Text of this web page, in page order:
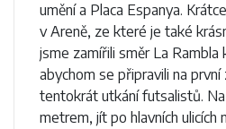
umění a Placa Espanya.
v Areně, ze které je také
jsme zamířili směr La Rambla
abychom se připravili na první
tentokrát utkání futsalistů.
metrem, jít po hlavních ulicích